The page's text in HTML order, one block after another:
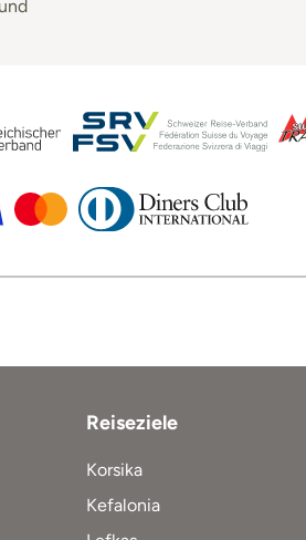
Reiseziele
Korsika
Kefalonia